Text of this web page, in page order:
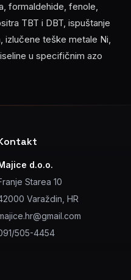
formaldehide, fenole,
TBT i DBT, ispuštanje
izlučene teške metale Ni,
u specifičnim azo
d.o.o.
Starea 10
Varaždin, HR
505-4454